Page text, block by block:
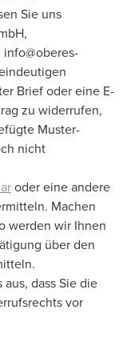
Sie uns
Brief oder eine E-
zu widerrufen,
Muster-
nicht
oder eine andere
Machen
werden wir Ihnen
über den
dass Sie die
vor